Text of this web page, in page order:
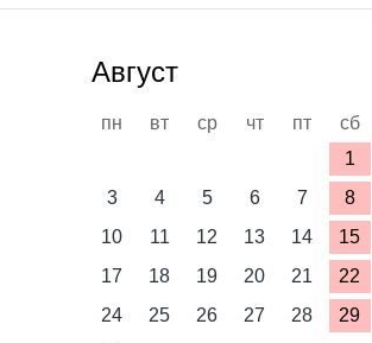
Август
пн вт ср чт пт сб
1
3
4 5 6 7 8
10
11 12 13 14 15
17
18 19 20 21 22
24
25 26 27 28 29